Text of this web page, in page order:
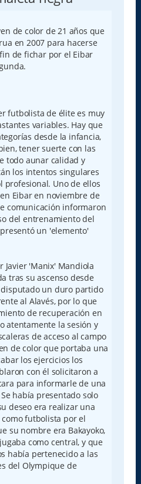
de color de 21 años que
en 2007 para hacerse
de fichar por el Eibar
futbolista de élite es muy
variables. Hay que
desde la infancia,
tener suerte con las
todo aunar calidad y
los intentos singulares
profesional. Uno de ellos
Eibar en noviembre de
comunicación informaron
del entrenamiento del
un 'elemento'
Javier 'Manix' Mandiola
tras su ascenso desde
disputado un duro partido
al Alavés, por lo que
de recuperación en
atentamente la sesión y
de acceso al campo
de color que portaba una
los ejercicios los
con él solicitaron a
para informarle de una
había presentado solo
deseo era realizar una
futbolista por el
su nombre era Bakayoko,
como central, y que
había pertenecido a las
del Olympique de